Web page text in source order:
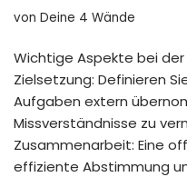
von Deine 4 Wände
Wichtige Aspekte bei
Zielsetzung: Definieren
Aufgaben extern
Missverständnisse zu
Zusammenarbeit: Eine
effiziente Abstimmung